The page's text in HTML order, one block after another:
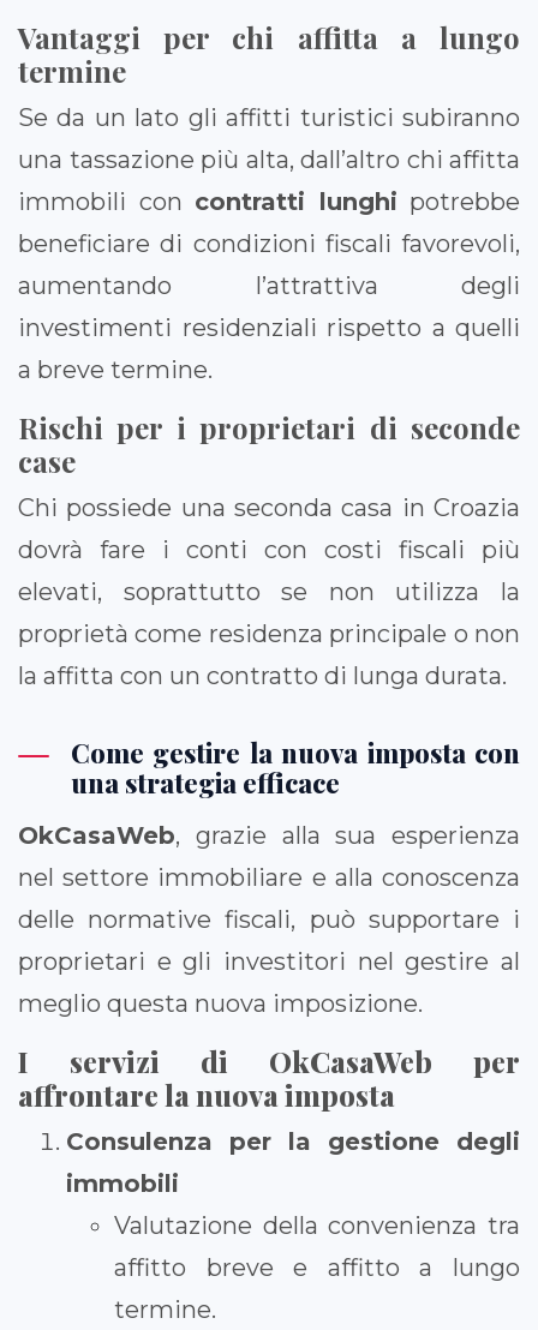
Vantaggi per chi affitta a lungo
termine
Se da un lato gli affitti turistici subiranno
una tassazione più alta, dall’altro chi affitta
immobili con contratti lunghi potrebbe
beneficiare di condizioni fiscali favorevoli,
aumentando l’attrattiva degli
investimenti residenziali rispetto a quelli
a breve termine.
Rischi per i proprietari di seconde
case
Chi possiede una seconda casa in Croazia
dovrà fare i conti con costi fiscali più
elevati, soprattutto se non utilizza la
proprietà come residenza principale o non
la affitta con un contratto di lunga durata.
Come gestire la nuova imposta con
una strategia efficace
OkCasaWeb, grazie alla sua esperienza
nel settore immobiliare e alla conoscenza
delle normative fiscali, può supportare i
proprietari e gli investitori nel gestire al
meglio questa nuova imposizione.
I servizi di OkCasaWeb per
affrontare la nuova imposta
Consulenza per la gestione degli
immobili
Valutazione della convenienza tra
affitto breve e affitto a lungo
termine.